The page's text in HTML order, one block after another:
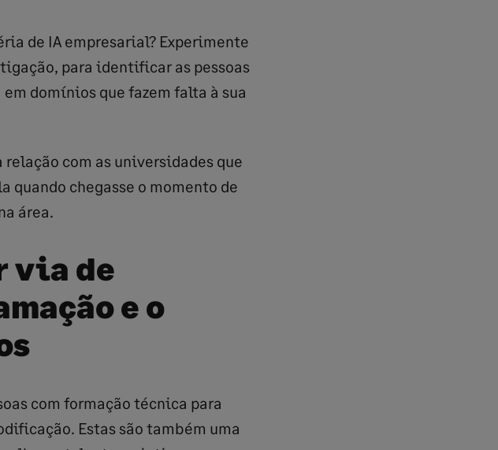
de IA empresarial? Experimente
para identificar as pessoas
domínios que fazem falta à sua
com as universidades que
quando chegasse o momento de
área.
via de
e o
com formação técnica para
Estas são também uma